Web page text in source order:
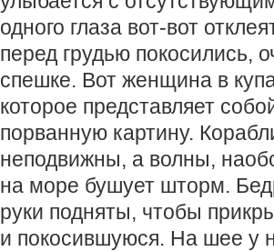
одного глаза вот-вот
перед грудью покосились,
спешке. Вот женщина в
которое представляет
порванную картину.
неподвижны, а волны,
на море бушует шторм.
руки подняты, чтобы
и покосившуюся. На шее у